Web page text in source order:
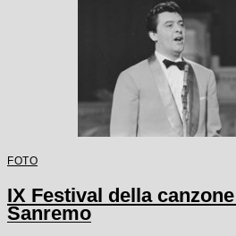
FOTO
IX Festival della
Sanremo